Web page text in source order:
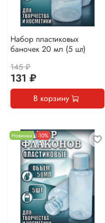
Набор пластиковых
баночек 20 мл (5 шт)
145 ₽
131 ₽
В корзину
Новинка -10%